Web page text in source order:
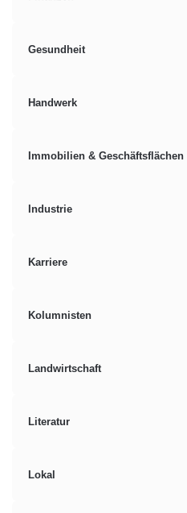
Gesundheit
Handwerk
Immobilien & Geschäftsflächen
Industrie
Karriere
Kolumnisten
Landwirtschaft
Literatur
Lokal